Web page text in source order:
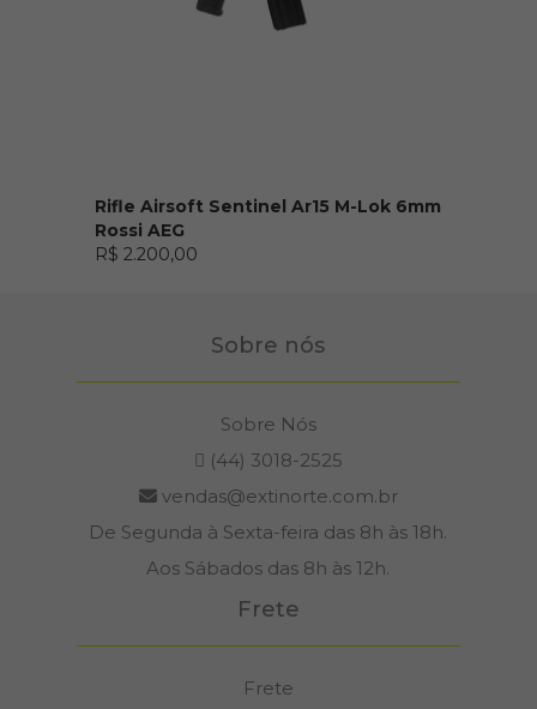
Rifle Airsoft Sentinel Ar15 M-Lok 6mm
Rossi AEG
R$ 2.200,00
Sobre nós
Sobre Nós
(44) 3018-2525
vendas@extinorte.com.br
De Segunda à Sexta-feira das 8h às 18h.
Aos Sábados das 8h às 12h.
Frete
Frete